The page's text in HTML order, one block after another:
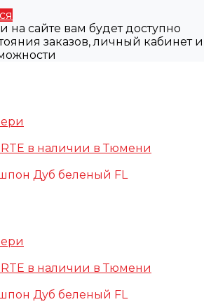
на сайте вам будет доступно
заказов, личный кабинет и
в наличии в Тюмени
Дуб беленый FL
в наличии в Тюмени
Дуб беленый FL